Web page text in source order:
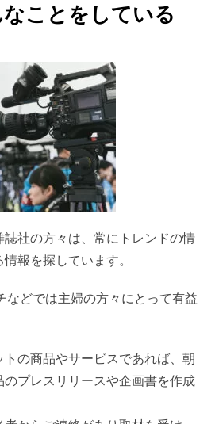
ことをしている
誌社の方々は、常にトレンドの情
報を探しています。
などでは主婦の方々にとって有益
の商品やサービスであれば、朝
のプレスリリースや企画書を作成